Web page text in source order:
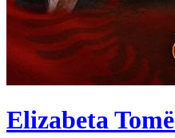
Elizabeta